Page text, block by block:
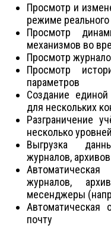
Просмотр и
режиме
Просмотр
механизмов во
Просмотр
Просмотр
параметров
Создание
для нескольких
Разграничение
несколько
Выгрузка
журналов,
журналов,
месенджеры
Автоматическая
почту